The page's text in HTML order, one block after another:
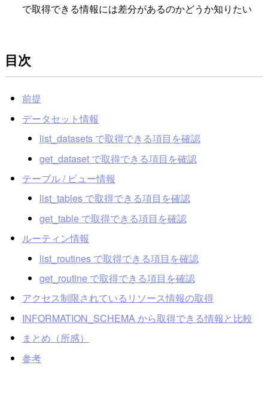
で取得できる情報には差分があるのかどうか知りたい
目次
前提
データセット情報
list_datasets で取得できる項目を確認
get_dataset で取得できる項目を確認
テーブル / ビュー情報
list_tables で取得できる項目を確認
get_table で取得できる項目を確認
ルーティン情報
list_routines で取得できる項目を確認
get_routine で取得できる項目を確認
アクセス制限されているリソース情報の取得
INFORMATION_SCHEMA から取得できる情報と比較
まとめ（所感）
参考